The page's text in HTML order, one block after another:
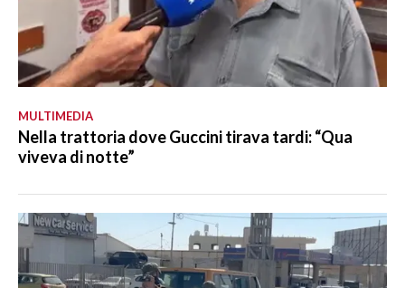
MULTIMEDIA
Nella trattoria dove Guccini tirava tardi: “Qua
viveva di notte”